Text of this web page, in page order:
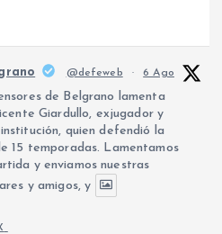
@defeweb · 6 Ago
de Belgrano lamenta
Giardullo, exjugador y
quien defendió la
15 temporadas. Lamentamos
y enviamos nuestras
y amigos, y